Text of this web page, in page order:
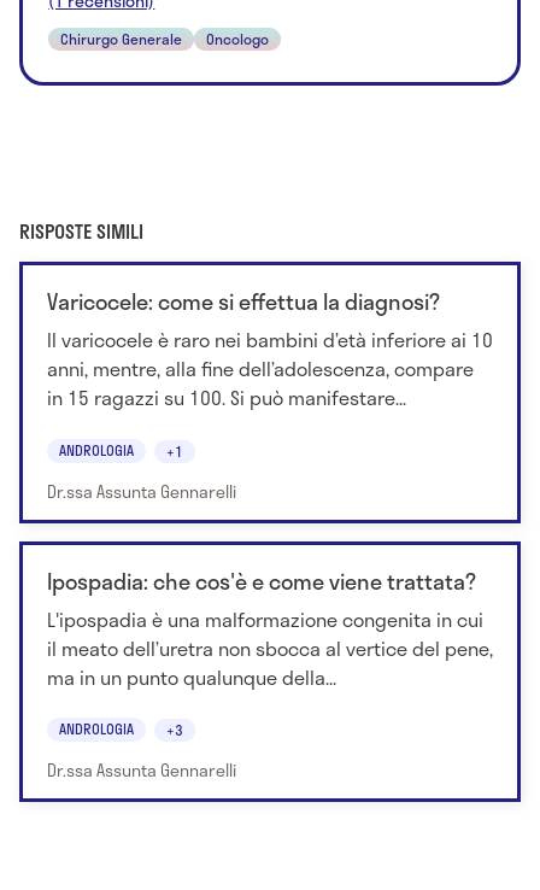
Chirurgo Generale Oncologo
RISPOSTE SIMILI
Varicocele: come si effettua la diagnosi?
Il varicocele è raro nei bambini d’età inferiore ai 10
anni, mentre, alla fine dell’adolescenza, compare
in 15 ragazzi su 100. Si può manifestare...
ANDROLOGIA +1
Dr.ssa Assunta Gennarelli
Ipospadia: che cos'è e come viene trattata?
L'ipospadia è una malformazione congenita in cui
il meato dell’uretra non sbocca al vertice del pene,
ma in un punto qualunque della...
ANDROLOGIA +3
Dr.ssa Assunta Gennarelli